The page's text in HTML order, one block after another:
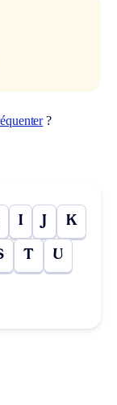
?
I J K
T U